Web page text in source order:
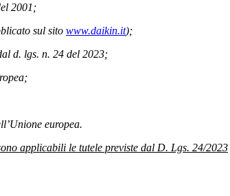
2001;
sul sito www.daikin.it);
d. lgs. n. 24 del 2023;
europea.
applicabili le tutele previste dal D. Lgs. 24/2023